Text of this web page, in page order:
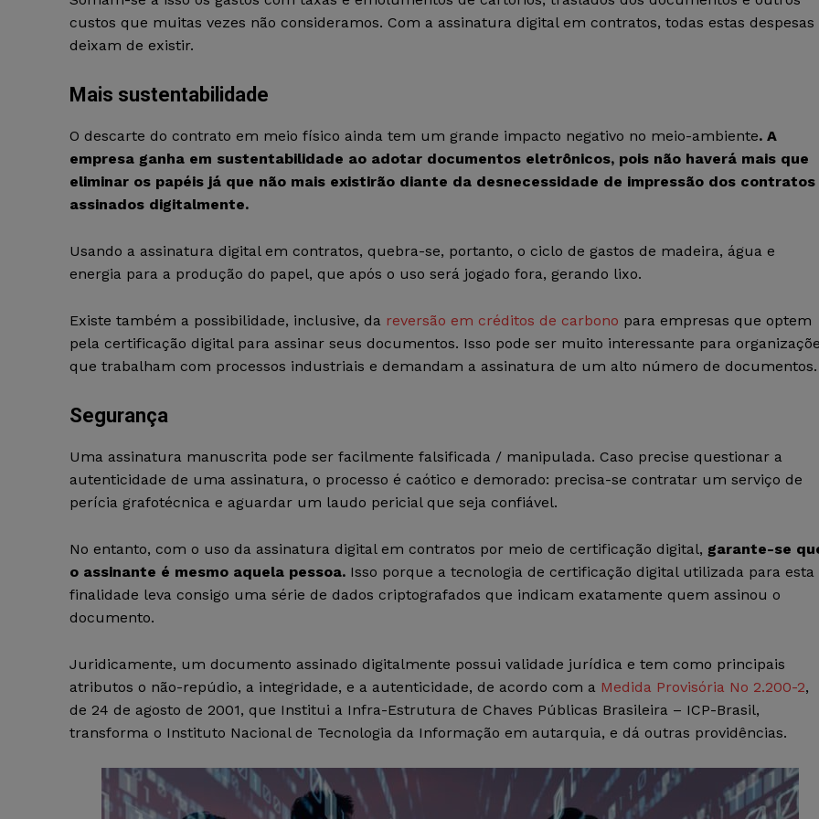
custos que muitas vezes não consideramos. Com a assinatura digital em contratos, todas estas despesas
deixam de existir.
Mais sustentabilidade
O descarte do contrato em meio físico ainda tem um grande impacto negativo no meio-ambiente. A
empresa ganha em sustentabilidade ao adotar documentos eletrônicos, pois não haverá mais que
eliminar os papéis já que não mais existirão diante da desnecessidade de impressão dos contratos
assinados digitalmente.
Usando a assinatura digital em contratos, quebra-se, portanto, o ciclo de gastos de madeira, água e
energia para a produção do papel, que após o uso será jogado fora, gerando lixo.
Existe também a possibilidade, inclusive, da reversão em créditos de carbono para empresas que optem
pela certificação digital para assinar seus documentos. Isso pode ser muito interessante para
que trabalham com processos industriais e demandam a assinatura de um alto número de documentos.
Segurança
Uma assinatura manuscrita pode ser facilmente falsificada / manipulada. Caso precise questionar a
autenticidade de uma assinatura, o processo é caótico e demorado: precisa-se contratar um serviço de
perícia grafotécnica e aguardar um laudo pericial que seja confiável.
No entanto, com o uso da assinatura digital em contratos por meio de certificação digital, garante-se
o assinante é mesmo aquela pessoa. Isso porque a tecnologia de certificação digital utilizada para esta
finalidade leva consigo uma série de dados criptografados que indicam exatamente quem assinou o
documento.
Juridicamente, um documento assinado digitalmente possui validade jurídica e tem como principais
atributos o não-repúdio, a integridade, e a autenticidade, de acordo com a Medida Provisória No 2.200-2,
de 24 de agosto de 2001, que Institui a Infra-Estrutura de Chaves Públicas Brasileira – ICP-Brasil,
transforma o Instituto Nacional de Tecnologia da Informação em autarquia, e dá outras providências.